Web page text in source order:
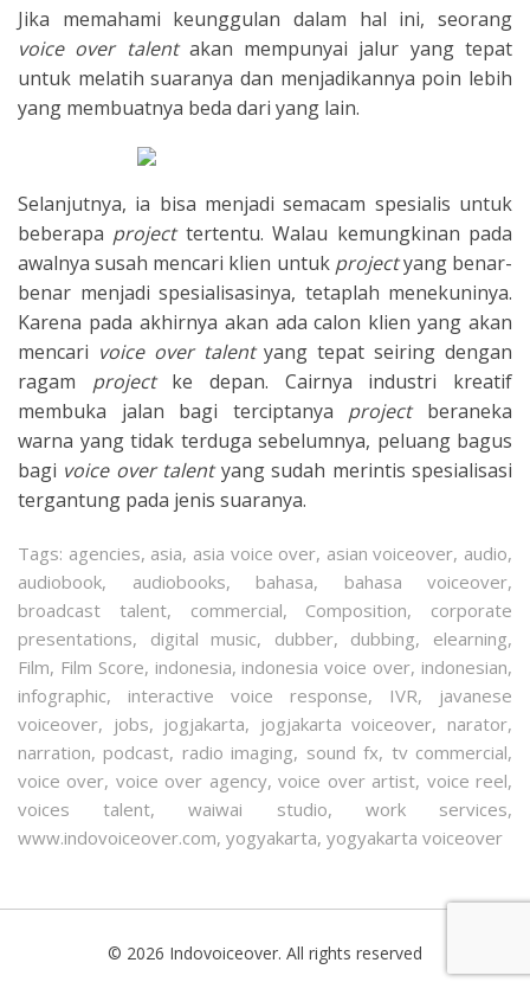
Jika memahami keunggulan dalam hal ini, seorang
voice over talent akan mempunyai jalur yang tepat
untuk melatih suaranya dan menjadikannya poin lebih
yang membuatnya beda dari yang lain.
Selanjutnya, ia bisa menjadi semacam spesialis untuk
beberapa project tertentu. Walau kemungkinan pada
awalnya susah mencari klien untuk projectyang benar-
benar menjadi spesialisasinya, tetaplah menekuninya.
Karena pada akhirnya akan ada calon klien yang akan
mencari voice over talentyang tepat seiring dengan
ragam project ke depan. Cairnya industri kreatif
membuka jalan bagi terciptanya project beraneka
warna yang tidak terduga sebelumnya, peluang bagus
bagi voice over talentyang sudah merintis spesialisasi
tergantung pada jenis suaranya.
Tags: agencies, asia, asia voice over, asian voiceover, audio,
audiobook, audiobooks, bahasa, bahasa voiceover,
broadcast talent, commercial, Composition, corporate
presentations, digital music, dubber, dubbing, elearning,
Film, Film Score, indonesia, indonesia voice over, indonesian,
infographic, interactive voice response, IVR, javanese
voiceover, jobs, jogjakarta, jogjakarta voiceover, narator,
narration, podcast, radio imaging, sound fx, tv commercial,
voice over, voice over agency,voice over artist, voice reel,
voices talent,waiwai studio, work services,
www.indovoiceover.com, yogyakarta, yogyakarta voiceover
© 2026 Indovoiceover. All rights reserved